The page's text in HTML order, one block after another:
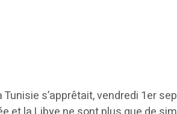
s’apprêtait, vendredi 1er